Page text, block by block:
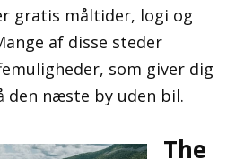
gratis måltider, logi og
af disse steder
som giver dig
den næste by uden bil.
The